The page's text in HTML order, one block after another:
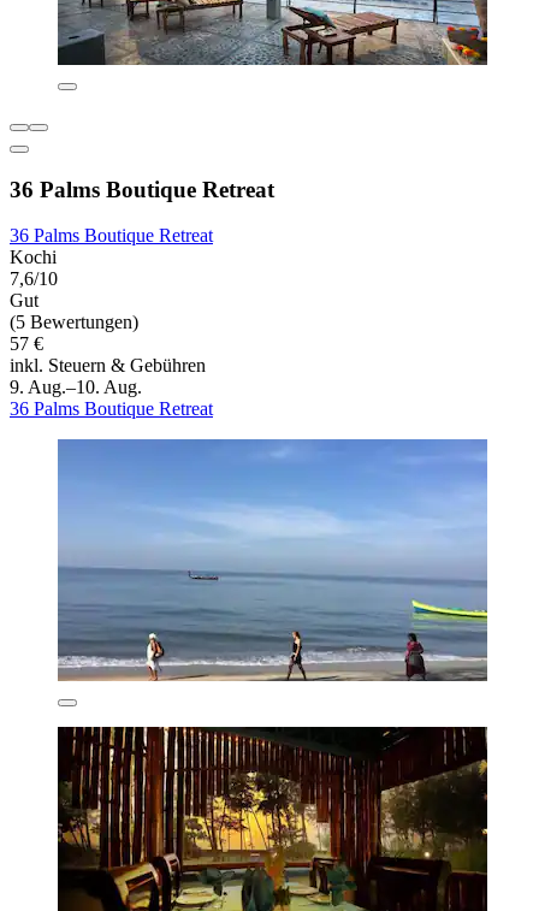
36 Palms Boutique Retreat
36 Palms Boutique Retreat
Kochi
7,6/10
Gut
(5 Bewertungen)
57 €
inkl. Steuern & Gebühren
9. Aug.–10. Aug.
36 Palms Boutique Retreat